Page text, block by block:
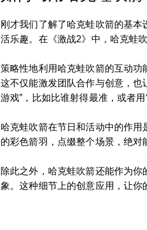
刚才我们了解了哈克蛙吹箭的基
活乐趣。在《激战2》中，哈克蛙
策略性地利用哈克蛙吹箭的互动功
这不仅能激发团队合作与创意，也
游戏”，比如比谁射得最准，或者用
哈克蛙吹箭在节日和活动中的作用
的彩色箭羽，点缀整个场景，绝对
除此之外，哈克蛙吹箭还能作为
象。这种细节上的创意应用，让你